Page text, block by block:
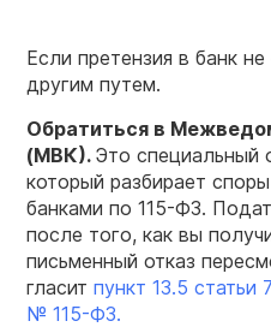
Если претензия в банк
другим путем.
Обратиться в
(МВК). Это специальный
который разбирает
банками по 115-ФЗ.
после того, как вы
письменный отказ
гласит пункт 13.5 статьи
№ 115-ФЗ.